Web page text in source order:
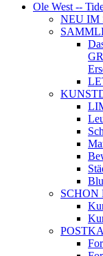
Ole West --
NEU IM
SCHON